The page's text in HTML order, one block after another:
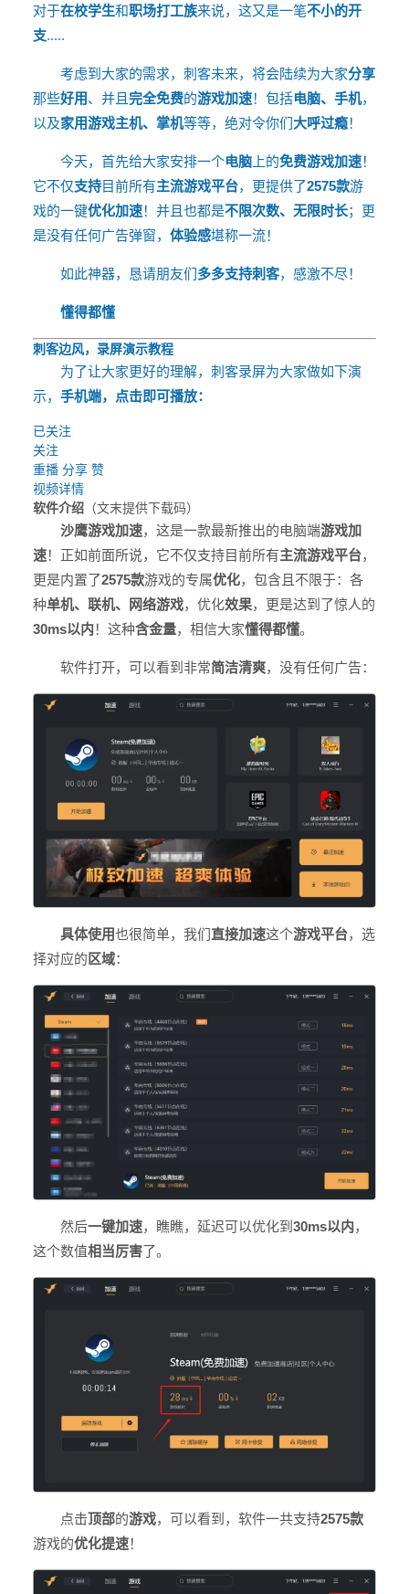
对于在校学生和职场打工族来说，这又是一笔不小的开
支.....
考虑到大家的需求，刺客未来，将会陆续为大家分享
那些好用、并且 完全免费的游戏加速！包括电脑、手机，
以及家用游戏主机、掌机等等，绝对令你们大呼过瘾！
今天，首先给大家安排一个电脑上的免费游戏加速！
它不仅支持目前所有主流游戏平台，更提供了2575款游
戏的一键优化加速！并且也都是不限次数、 无限时长；更
是没有任何广告弹窗， 体验感堪称一流！
如此神器，恳请朋友们多多支持刺客，感激不尽！
懂得都懂
刺客边风，录屏演示教程
为了让大家更好的理解，刺客录屏为大家做如下演
示， 手机端， 点击即可播放：
已关注
关注
重播 分享 赞
视频详情
软件介绍（文末提供下载码）
沙鹰游戏加速，这是一款最新推出的电脑端游戏加
速！正如前面所说，它不仅支持目前所有主流游戏平台，
更是内置了2575款游戏的专属优化，包含且不限于：各
种单机、联机、网络游戏，优化效果，更是达到了惊人的
30ms以内！这种含金量，相信大家懂得都懂。
软件打开，可以看到非常简洁清爽，没有任何广告：
具体使用也很简单，我们直接加速这个游戏平台，选
择对应的 区域：
然后一键加速，瞧瞧，延迟可以优化到 30ms以内，
这个数值相当厉害了。
点击顶部的游戏，可以看到，软件一共支持2575款
游戏的优化提速！